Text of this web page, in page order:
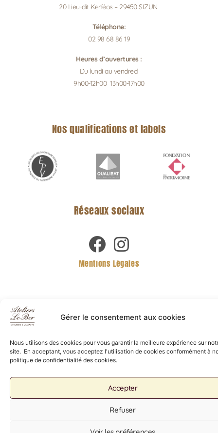
Gérer le consentement aux cookies
Nous utilisons des cookies pour vous garantir la meilleure expérience sur
site. En acceptant, vous acceptez l'utilisation de cookies conformément à
politique de confidentialité des cookies.
Accepter
Refuser
20 Lieu-dit Kerféos – 29450 SIZUN
Téléphone:
02 98 68 86 19
Heures d’ouvertures :
Du lundi au vendredi
9h00-12h00 13h00-17h00
Nos qualifications et labels
Réseaux sociaux
Mentions Légales